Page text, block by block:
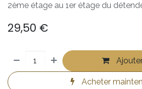
2ème étage au 1er étage du
29,50 €
Acheter